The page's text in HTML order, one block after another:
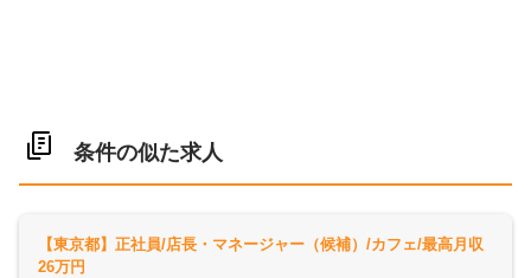
条件の似た求人
【東京都】正社員/店長・マネージャー（候補）/カフェ/最高月収
26万円